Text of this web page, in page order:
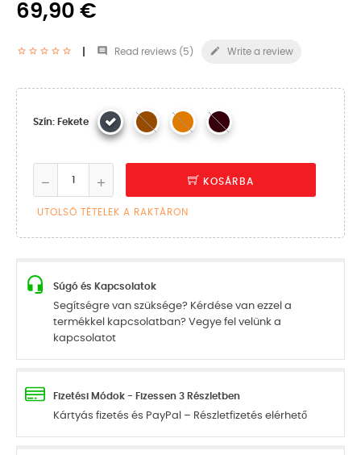
69,90 €
 Read reviews (5 )  Write a review
Szín: Fekete
KOSÁRBA
UTOLSÓ TÉTELEK A RAKTÁRON
Súgó és Kapcsolatok
Segítségre van szüksége? Kérdése van ezzel a
termékkel kapcsolatban? Vegye fel velünk a
kapcsolatot
Fizetési Módok - Fizessen 3 Részletben
Kártyás fizetés és PayPal – Részletfizetés elérhető